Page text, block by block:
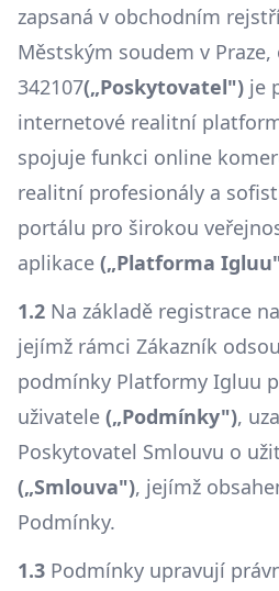
zapsaná v obchodním
Městským soudem v Praze,
342107(„Poskytovatel") je
internetové realitní
spojuje funkci online
realitní profesionály a
portálu pro širokou
aplikace („Platforma
1.2 Na základě registrace
jejímž rámci Zákazník
podmínky Platformy Igluu
uživatele („Podmínky"),
Poskytovatel Smlouvu o
(„Smlouva"), jejímž
Podmínky.
1.3 Podmínky upravují